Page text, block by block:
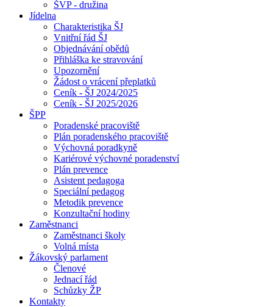
ŠVP - družina
Jídelna
Charakteristika ŠJ
Vnitřní řád ŠJ
Objednávání obědů
Přihláška ke stravování
Upozornění
Žádost o vrácení přeplatků
Ceník - ŠJ 2024/2025
Ceník - ŠJ 2025/2026
ŠPP
Poradenské pracoviště
Plán poradenského pracoviště
Výchovná poradkyně
Kariérové výchovné poradenství
Plán prevence
Asistent pedagoga
Speciální pedagog
Metodik prevence
Konzultační hodiny
Zaměstnanci
Zaměstnanci školy
Volná místa
Žákovský parlament
Členové
Jednací řád
Schůzky ŽP
Kontakty